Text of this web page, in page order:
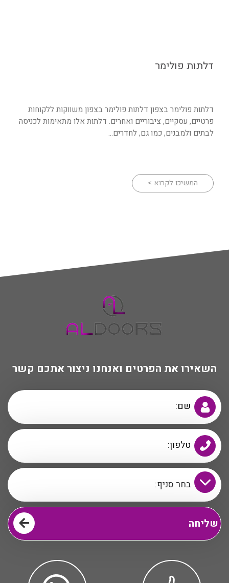
דלתות פולימר
דלתות פולימר בצפון דלתות פולימר בצפון משווקות ללקוחות
פרטיים, עסקיים, ציבוריים ואחרים. דלתות אלו מתאימות לכניסה
לבתים ולמבנים, כמו גם, לחדרים...
המשיכו לקרוא >
השאירו את הפרטים ואנחנו ניצור אתכם קשר